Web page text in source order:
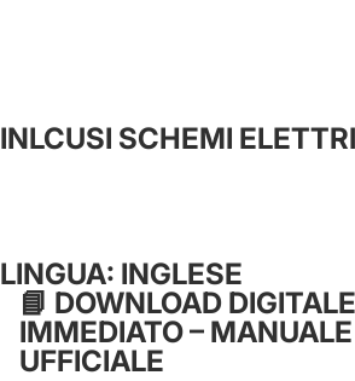
INLCUSI SCHEMI
LINGUA: INGLESE
📘 DOWNLOAD DIGITALE
IMMEDIATO –
UFFICIALE